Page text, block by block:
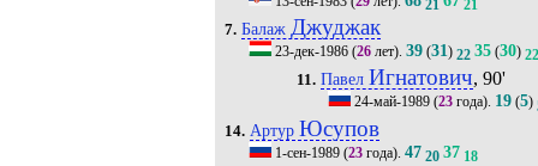
21
21
7. Балаж Джуджак
23-дек-1986(26лет). 39(31) 22 35(30) 22
11. Павел Игнатович, 90'
24-май-1989 (23 года). 19 (5)
14. Артур Юсупов
1-сен-1989(23года). 47 20 37 18